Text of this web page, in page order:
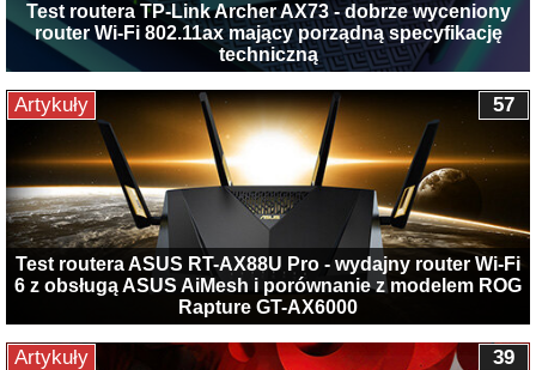
Test routera TP-Link Archer AX73 - dobrze wyceniony
router Wi-Fi 802.11ax mający porządną specyfikację
techniczną
Test routera ASUS RT-AX88U Pro - wydajny router Wi-Fi
6 z obsługą ASUS AiMesh i porównanie z modelem ROG
Rapture GT-AX6000
57
Artykuły
39
Artykuły